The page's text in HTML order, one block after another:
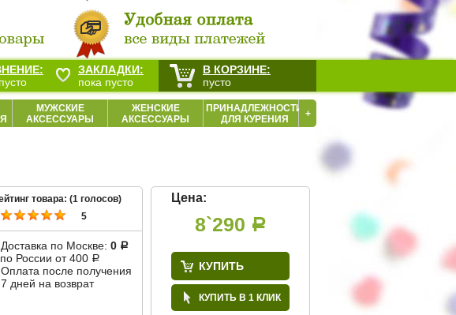
МУЖСКИЕ
АКСЕССУАРЫ
ЖЕНСКИЕ
АКСЕССУАРЫ
ПРИНАДЛЕЖНОСТИ
ДЛЯ КУРЕНИЯ
+
товара: (1 голосов)
5
Доставка по Москве: 0 Р
по России от 400 Р
Оплата после получения
7 дней на возврат
Цена:
8`290 Р
КУПИТЬ
КУПИТЬ В 1 КЛИК
ЗАКЛАДКИ:
пока пусто
В КОРЗИНЕ:
пусто